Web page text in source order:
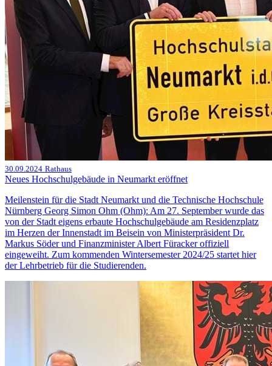
30.09.2024 Rathaus
Neues Hochschulgebäude in Neumarkt eröffnet
Meilenstein für die Stadt Neumarkt und die Technische Hochschule
Nürnberg Georg Simon Ohm (Ohm): Am 27. September wurde das
von der Stadt eigens erbaute Hochschulgebäude am Residenzplatz
im Herzen der Innenstadt im Beisein von Ministerpräsident Dr.
Markus Söder und Finanzminister Albert Füracker offiziell
eingeweiht. Zum kommenden Wintersemester 2024/25 startet hier
der Lehrbetrieb für die Studierenden.